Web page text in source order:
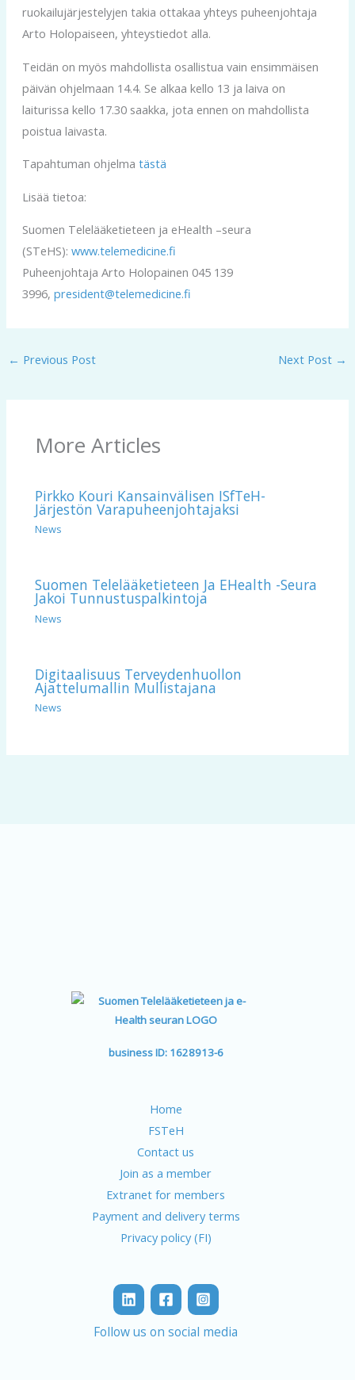
ruokailujärjestelyjen takia ottakaa yhteys puheenjohtaja
Arto Holopaiseen, yhteystiedot alla.
Teidän on myös mahdollista osallistua vain ensimmäisen
päivän ohjelmaan 14.4. Se alkaa kello 13 ja laiva on
laiturissa kello 17.30 saakka, jota ennen on mahdollista
poistua laivasta.
Tapahtuman ohjelma tästä
Lisää tietoa:
Suomen Telelääketieteen ja eHealth –seura
(STeHS): www.telemedicine.fi
Puheenjohtaja Arto Holopainen 045 139
3996, president@telemedicine.fi
← Previous Post Next Post →
More Articles
Pirkko Kouri Kansainvälisen ISfTeH-
Järjestön Varapuheenjohtajaksi
News
Suomen Telelääketieteen Ja EHealth -seura
Jakoi Tunnustuspalkintoja
News
Digitaalisuus Terveydenhuollon
Ajattelumallin Mullistajana
News
business ID: 1628913-6
Home
FSTeH
Contact us
Join as a member
Extranet for members
Payment and delivery terms
Privacy policy (FI)
Follow us on social media